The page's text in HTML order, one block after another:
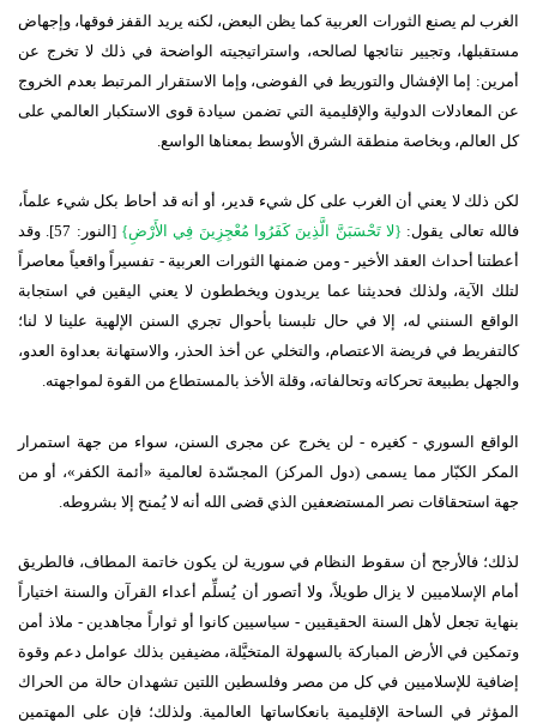
الغرب لم يصنع الثورات العربية كما يظن البعض، لكنه يريد القفز فوقها، وإجهاض
مستقبلها، وتجيير نتائجها لصالحه، واستراتيجيته الواضحة في ذلك لا تخرج عن
أمرين: إما الإفشال والتوريط في الفوضى، وإما الاستقرار المرتبط بعدم الخروج
عن المعادلات الدولية والإقليمية التي تضمن سيادة قوى الاستكبار العالمي على
كل العالم، وبخاصة منطقة الشرق الأوسط بمعناها الواسع.
لكن ذلك لا يعني أن الغرب على كل شيء قدير، أو أنه قد أحاط بكل شيء علماً،
فالله تعالى يقول: {لا تَحْسَبَنَّ الَّذِينَ كَفَرُوا مُعْجِزِينَ فِي الأَرْضِ}
[النور: 57]. وقد
أعطتنا أحداث العقد الأخير - ومن ضمنها الثورات العربية - تفسيراً واقعياً معاصراً
لتلك الآية، ولذلك فحديثنا عما يريدون ويخططون لا يعني اليقين في استجابة
الواقع السنني له، إلا في حال تلبسنا بأحوال تجري السنن الإلهية علينا لا لنا؛
كالتفريط في فريضة الاعتصام، والتخلي عن أخذ الحذر، والاستهانة بعداوة العدو،
والجهل بطبيعة تحركاته وتحالفاته، وقلة الأخذ بالمستطاع من القوة لمواجهته.
الواقع السوري - كغيره - لن يخرج عن مجرى السنن، سواء من جهة استمرار
المكر الكبّار مما يسمى (دول المركز) المجسّدة لعالمية «أئمة الكفر»، أو من
جهة استحقاقات نصر المستضعفين الذي قضى الله أنه لا يُمنح إلا بشروطه.
لذلك؛ فالأرجح أن سقوط النظام في سورية لن يكون خاتمة المطاف، فالطريق
أمام الإسلاميين لا يزال طويلاً، ولا أتصور أن يُسلِّم أعداء القرآن والسنة اختياراً
بنهاية تجعل لأهل السنة الحقيقيين - سياسيين كانوا أو ثواراً مجاهدين - ملاذ أمن
وتمكين في الأرض المباركة بالسهولة المتخيَّلة، مضيفين بذلك عوامل دعم وقوة
إضافية للإسلاميين في كل من مصر وفلسطين اللتين تشهدان حالة من الحراك
المؤثر في الساحة الإقليمية بانعكاساتها العالمية. ولذلك؛ فإن على المهتمين